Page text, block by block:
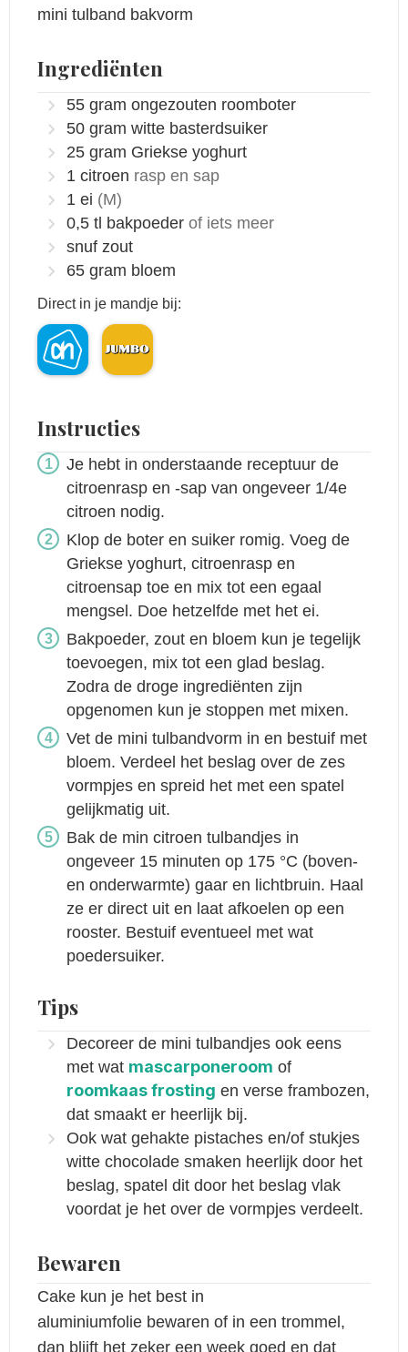
mini tulband bakvorm
Ingrediënten
55 gram ongezouten roomboter
50 gram witte basterdsuiker
25 gram Griekse yoghurt
1 citroen rasp en sap
1 ei (M)
0,5 tl bakpoeder of iets meer
snuf zout
65 gram bloem
Direct in je mandje bij:
Instructies
Je hebt in onderstaande receptuur de
citroenrasp en -sap van ongeveer 1/4e
citroen nodig.
Klop de boter en suiker romig. Voeg de
Griekse yoghurt, citroenrasp en
citroensap toe en mix tot een egaal
mengsel. Doe hetzelfde met het ei.
Bakpoeder, zout en bloem kun je tegelijk
toevoegen, mix tot een glad beslag.
Zodra de droge ingrediënten zijn
opgenomen kun je stoppen met mixen.
Vet de mini tulbandvorm in en bestuif met
bloem. Verdeel het beslag over de zes
vormpjes en spreid het met een spatel
gelijkmatig uit.
Bak de min citroen tulbandjes in
ongeveer 15 minuten op 175 °C (boven-
en onderwarmte) gaar en lichtbruin. Haal
ze er direct uit en laat afkoelen op een
rooster. Bestuif eventueel met wat
poedersuiker.
Tips
Decoreer de mini tulbandjes ook eens
met wat mascarponeroom of
roomkaas frosting en verse frambozen,
dat smaakt er heerlijk bij.
Ook wat gehakte pistaches en/of stukjes
witte chocolade smaken heerlijk door het
beslag, spatel dit door het beslag vlak
voordat je het over de vormpjes verdeelt.
Bewaren
Cake kun je het best in
aluminiumfolie bewaren of in een trommel,
dan blijft het zeker een week goed en dat